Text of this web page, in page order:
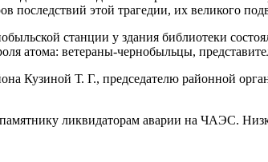
последствий этой трагедии, их великого
станции у здания библиотеки
атома: ветераны-чернобыльцы,
Кузиной Т. Г., председателю районной
ликвидаторам аварии на ЧАЭС.